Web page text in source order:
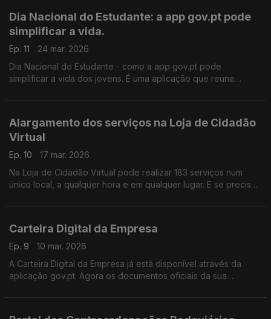
Dia Nacional do Estudante: a app gov.pt pode
simplificar a vida.
Ep. 11
24 mar. 2026
Dia Nacional do Estudante - como a app gov.pt pode
simplificar a vida dos jovens. É uma aplicação que reune
Alargamento dos serviços na Loja de Cidadão
Virtual
Ep. 10
17 mar. 2026
Na Loja de Cidadão Virtual pode realizar 183 serviços num
único local, a qualquer hora e em qualquer lugar. E se precisar
Carteira Digital da Empresa
Ep. 9
10 mar. 2026
A Carteira Digital da Empresa já está disponível através da
aplicação gov.pt. Agora os documentos oficiais da sua